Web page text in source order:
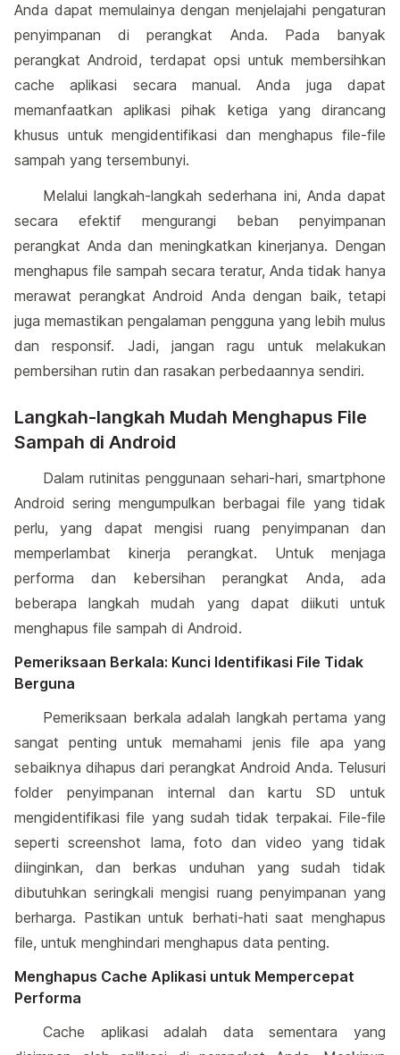
Anda dapat memulainya dengan menjelajahi pengaturan
penyimpanan di perangkat Anda. Pada banyak
perangkat Android, terdapat opsi untuk membersihkan
cache aplikasi secara manual. Anda juga dapat
memanfaatkan aplikasi pihak ketiga yang dirancang
khusus untuk mengidentifikasi dan menghapus file-file
sampah yang tersembunyi.
Melalui langkah-langkah sederhana ini, Anda dapat
secara efektif mengurangi beban penyimpanan
perangkat Anda dan meningkatkan kinerjanya. Dengan
menghapus file sampah secara teratur, Anda tidak hanya
merawat perangkat Android Anda dengan baik, tetapi
juga memastikan pengalaman pengguna yang lebih mulus
dan responsif. Jadi, jangan ragu untuk melakukan
pembersihan rutin dan rasakan perbedaannya sendiri.
Langkah-langkah Mudah Menghapus File
Sampah di Android
Dalam rutinitas penggunaan sehari-hari, smartphone
Android sering mengumpulkan berbagai file yang tidak
perlu, yang dapat mengisi ruang penyimpanan dan
memperlambat kinerja perangkat. Untuk menjaga
performa dan kebersihan perangkat Anda, ada
beberapa langkah mudah yang dapat diikuti untuk
menghapus file sampah di Android.
Pemeriksaan Berkala: Kunci Identifikasi File Tidak
Berguna
Pemeriksaan berkala adalah langkah pertama yang
sangat penting untuk memahami jenis file apa yang
sebaiknya dihapus dari perangkat Android Anda. Telusuri
folder penyimpanan internal dan kartu SD untuk
mengidentifikasi file yang sudah tidak terpakai. File-file
seperti screenshot lama, foto dan video yang tidak
diinginkan, dan berkas unduhan yang sudah tidak
dibutuhkan seringkali mengisi ruang penyimpanan yang
berharga. Pastikan untuk berhati-hati saat menghapus
file, untuk menghindari menghapus data penting.
Menghapus Cache Aplikasi untuk Mempercepat
Performa
Cache aplikasi adalah data sementara yang